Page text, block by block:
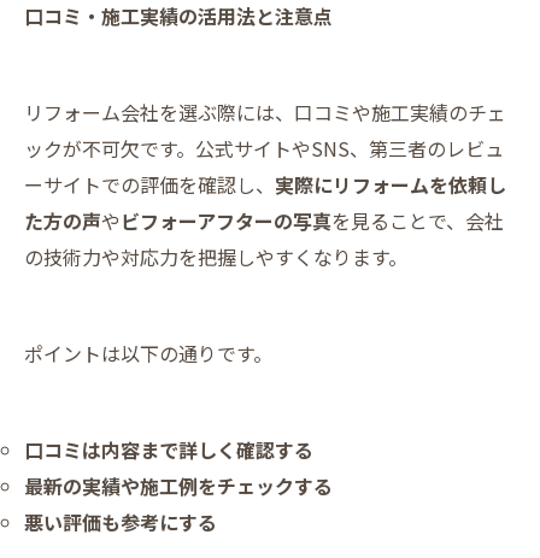
口コミ・施工実績の活用法と注意点
リフォーム会社を選ぶ際には、口コミや施工実績のチェ
ックが不可欠です。公式サイトやSNS、第三者のレビュ
ーサイトでの評価を確認し、 実際にリフォームを依頼し
た方の声やビフォーアフターの写真を見ることで、会社
の技術力や対応力を把握しやすくなります。
ポイントは以下の通りです。
口コミは内容まで詳しく確認する
最新の実績や施工例をチェックする
悪い評価も参考にする